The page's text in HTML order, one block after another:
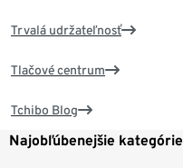
Trvalá udržateľnosť
Tlačové centrum
Tchibo Blog
Najobľúbenejšie kategórie